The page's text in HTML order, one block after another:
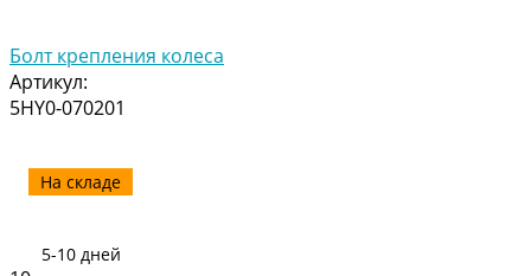
Болт крепления колеса
Артикул:
5HY0-070201
На складе
5-10 дней